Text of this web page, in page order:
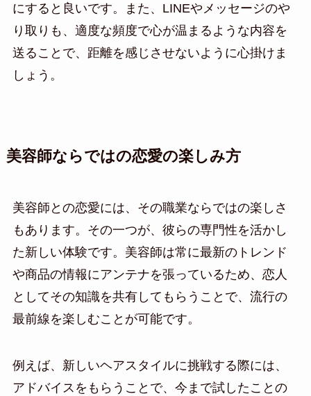
にすると良いです。また、LINEやメッセージのや
り取りも、適度な頻度で心が温まるような内容を
送ることで、距離を感じさせないように心掛けま
しょう。
美容師ならではの恋愛の楽しみ方
美容師との恋愛には、その職業ならではの楽しさ
もあります。その一つが、彼らの専門性を活かし
た新しい体験です。美容師は常に最新のトレンド
や商品の情報にアンテナを張っているため、恋人
としてその知識を共有してもらうことで、流行の
最前線を楽しむことが可能です。
例えば、新しいヘアスタイルに挑戦する際には、
アドバイスをもらうことで、今まで試したことの